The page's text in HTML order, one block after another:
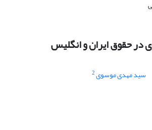
در حقوق ایران و انگلیس
سید مهدی موسوی2